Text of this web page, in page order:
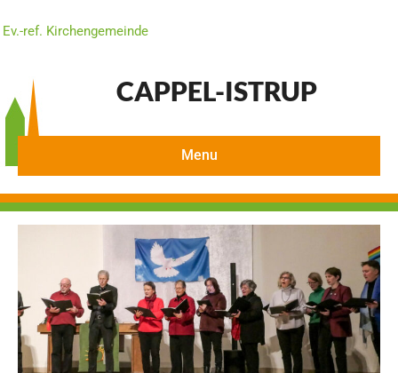
Ev.-ref. Kirchengemeinde
CAPPEL-ISTRUP
Menu